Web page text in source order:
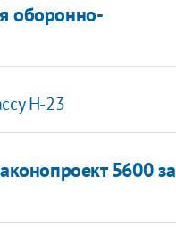
оборонно-
Н-23
5600 за